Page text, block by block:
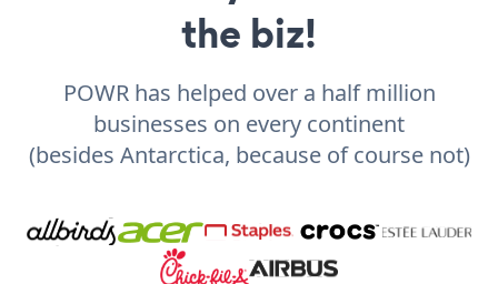
the biz!
POWR has helped over a half million
businesses on every continent
(besides Antarctica, because of course not)